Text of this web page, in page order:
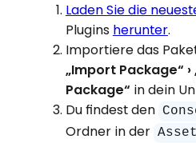
Laden Sie die
Plugins herunter.
Importiere das
„Import Package“
Package“ in dein
Du findest den
Ordner in der